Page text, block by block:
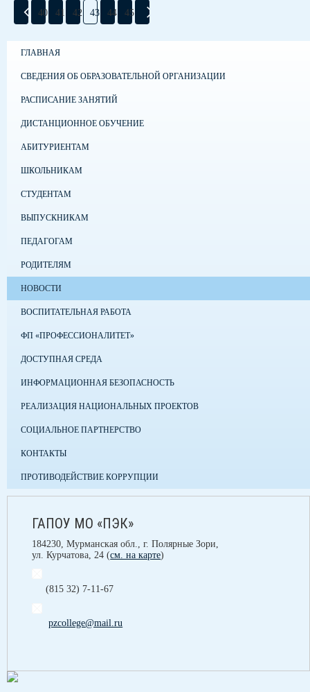
40 41 42 43 44 45
ГЛАВНАЯ
СВЕДЕНИЯ ОБ ОБРАЗОВАТЕЛЬНОЙ ОРГАНИЗАЦИИ
РАСПИСАНИЕ ЗАНЯТИЙ
ДИСТАНЦИОННОЕ ОБУЧЕНИЕ
АБИТУРИЕНТАМ
ШКОЛЬНИКАМ
СТУДЕНТАМ
ВЫПУСКНИКАМ
ПЕДАГОГАМ
РОДИТЕЛЯМ
НОВОСТИ
ВОСПИТАТЕЛЬНАЯ РАБОТА
ФП «ПРОФЕССИОНАЛИТЕТ»
ДОСТУПНАЯ СРЕДА
ИНФОРМАЦИОННАЯ БЕЗОПАСНОСТЬ
РЕАЛИЗАЦИЯ НАЦИОНАЛЬНЫХ ПРОЕКТОВ
СОЦИАЛЬНОЕ ПАРТНЕРСТВО
КОНТАКТЫ
ПРОТИВОДЕЙСТВИЕ КОРРУПЦИИ
ГАПОУ МО «ПЭК»
184230, Мурманская обл., г. Полярные Зори,
ул. Курчатова, 24 (см. на карте)
(815 32) 7-11-67
pzcollege@mail.ru